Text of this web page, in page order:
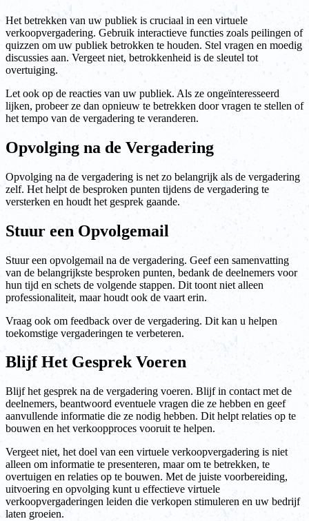
Het betrekken van uw publiek is cruciaal in een virtuele
verkoopvergadering. Gebruik interactieve functies zoals peilingen of
quizzen om uw publiek betrokken te houden. Stel vragen en moedig
discussies aan. Vergeet niet, betrokkenheid is de sleutel tot
overtuiging.
Let ook op de reacties van uw publiek. Als ze ongeïnteresseerd
lijken, probeer ze dan opnieuw te betrekken door vragen te stellen of
het tempo van de vergadering te veranderen.
Opvolging na de Vergadering
Opvolging na de vergadering is net zo belangrijk als de vergadering
zelf. Het helpt de besproken punten tijdens de vergadering te
versterken en houdt het gesprek gaande.
Stuur een Opvolgemail
Stuur een opvolgemail na de vergadering. Geef een samenvatting
van de belangrijkste besproken punten, bedank de deelnemers voor
hun tijd en schets de volgende stappen. Dit toont niet alleen
professionaliteit, maar houdt ook de vaart erin.
Vraag ook om feedback over de vergadering. Dit kan u helpen
toekomstige vergaderingen te verbeteren.
Blijf Het Gesprek Voeren
Blijf het gesprek na de vergadering voeren. Blijf in contact met de
deelnemers, beantwoord eventuele vragen die ze hebben en geef
aanvullende informatie die ze nodig hebben. Dit helpt relaties op te
bouwen en het verkoopproces vooruit te helpen.
Vergeet niet, het doel van een virtuele verkoopvergadering is niet
alleen om informatie te presenteren, maar om te betrekken, te
overtuigen en relaties op te bouwen. Met de juiste voorbereiding,
uitvoering en opvolging kunt u effectieve virtuele
verkoopvergaderingen leiden die verkopen stimuleren en uw bedrijf
laten groeien.